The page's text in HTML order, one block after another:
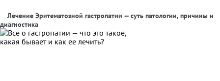
Лечение Эритематозной гастропатии — суть патологии, причины и
диагностика